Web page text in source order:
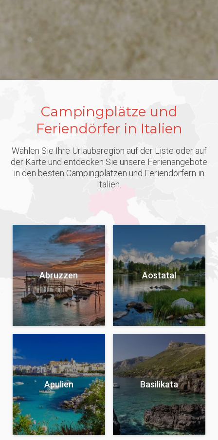
Campingplätze und
Feriendörfer in Italien
Wählen Sie Ihre Urlaubsregion auf der Liste oder auf
der Karte und entdecken Sie unsere Ferienangebote
in den besten Campingplätzen und Feriendörfern in
Italien.
Abruzzen Aostatal
Apulien Basilikata